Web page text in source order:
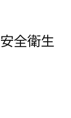
安全衛生